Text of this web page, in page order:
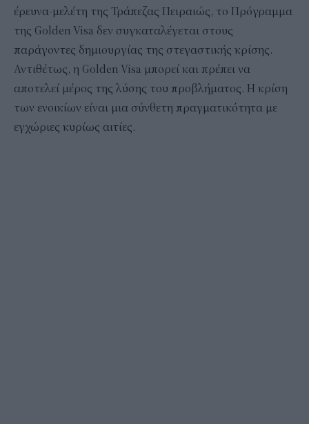
έρευνα-μελέτη της Τράπεζας Πειραιώς, το Πρόγραμμα
της Golden Visa δεν συγκαταλέγεται στους
παράγοντες δημιουργίας της στεγαστικής κρίσης.
Αντιθέτως, η Golden Visa μπορεί και πρέπει να
αποτελεί μέρος της λύσης του προβλήματος. Η κρίση
των ενοικίων είναι μια σύνθετη πραγματικότητα με
εγχώριες κυρίως αιτίες.